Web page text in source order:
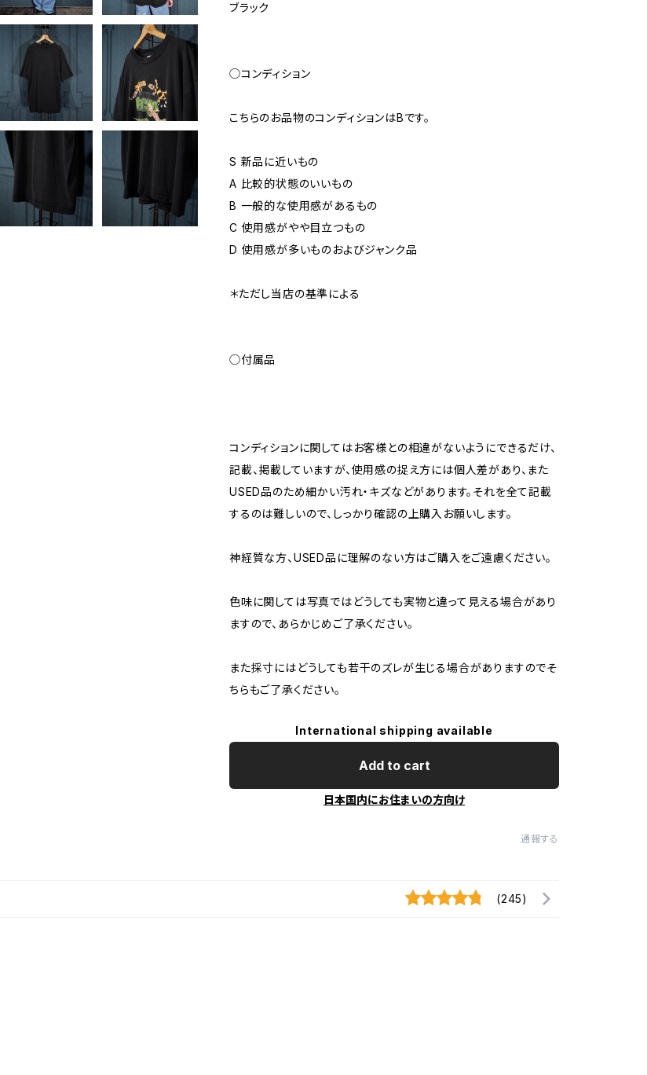
ブラック
◯コンディション
こちらのお品物のコンディションはBです。
S 新品に近いもの
A 比較的状態のいいもの
B 一般的な使用感があるもの
C 使用感がやや目立つもの
D 使用感が多いものおよびジャンク品
＊ただし当店の基準による
◯付属品
コンディションに関してはお客様との相違がないようにできるだけ、
記載、掲載していますが、使用感の捉え方には個人差があり、また
USED品のため細かい汚れ・キズなどがあります。それを全て記載
するのは難しいので、しっかり確認の上購入お願いします。
神経質な方、USED品に理解のない方はご購入をご遠慮ください。
色味に関しては写真ではどうしても実物と違って見える場合があり
ますので、あらかじめご了承ください。
また採寸にはどうしても若干のズレが生じる場合がありますのでそ
ちらもご了承ください。
International shipping available
Add to cart
日本国内にお住まいの方向け
通報する
(245)